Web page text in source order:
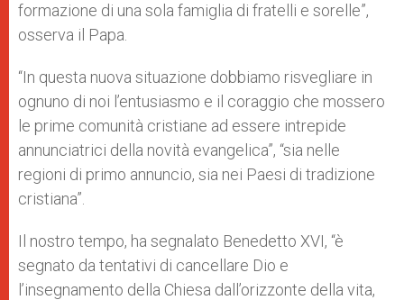
formazione di una sola famiglia di fratelli e sorelle”,
osserva il Papa.
“In questa nuova situazione dobbiamo risvegliare in
ognuno di noi l’entusiasmo e il coraggio che mossero
le prime comunità cristiane ad essere intrepide
annunciatrici della novità evangelica”, “sia nelle
regioni di primo annuncio, sia nei Paesi di tradizione
cristiana”.
Il nostro tempo, ha segnalato Benedetto XVI, “è
segnato da tentativi di cancellare Dio e
l’insegnamento della Chiesa dall’orizzonte della vita,